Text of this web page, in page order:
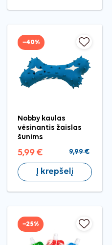
−40%
Nobby kaulas
vėsinantis žaislas
šunims
5,99 € 9,99 €
Į krepšelį
−25%